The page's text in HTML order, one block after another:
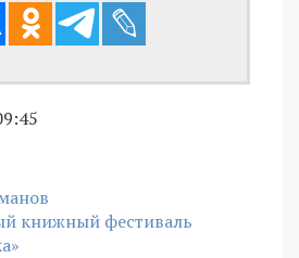
книжный фестиваль